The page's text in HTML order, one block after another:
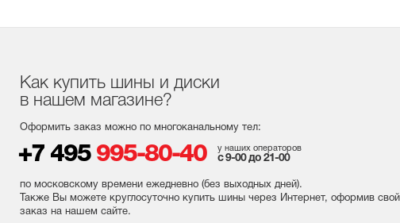
Как купить шины и диски
в нашем магазине?
Оформить заказ можно по многоканальному тел:
+7 495 995-80-40 у наших операторов
с 9-00 до 21-00
по московскому времени ежедневно (без выходных дней).
Также Вы можете круглосуточно купить шины через Интернет, оформив свой
заказ на нашем сайте.